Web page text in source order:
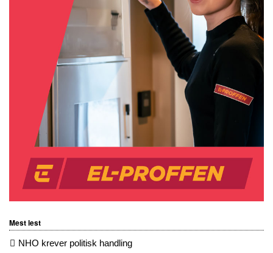
Mest lest
NHO krever politisk handling